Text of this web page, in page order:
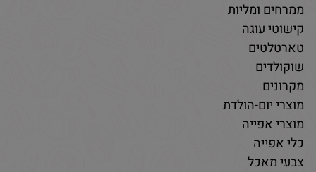
ממרחים ומליות
קישוטי עוגה
טארטלטים
שוקולדים
מקרונים
מוצרי יום-הולדת
מוצרי אפייה
כלי אפייה
צבעי מאכל